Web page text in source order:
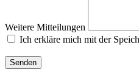
Weitere Mitteilungen
Ich erkläre mich mit der
Senden